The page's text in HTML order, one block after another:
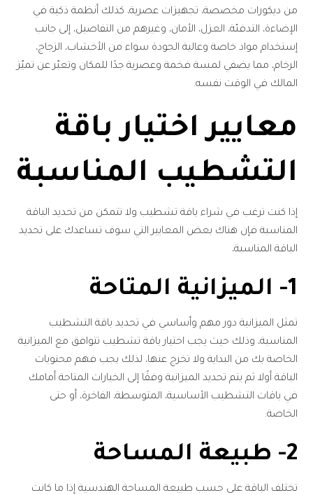
من ديكورات مخصصة، تجهيزات عصرية، كذلك أنظمة ذكية في
الإضاءة، التدفئة، العزل، الأمان، وغيرهم من التفاصيل، إلى جانب
إستخدام مواد خاصة وعالية الجودة سواء من الأخشاب، الزجاج،
الرخام، مما يضفي لمسة فخمة وعصرية جدًا للمكان وتعبّر عن تميّز
المالك في الوقت نفسه.
معايير اختيار باقة
التشطيب المناسبة
إذا كنت ترغب في شراء باقة تشطيب ولا تتمكن من تحديد الباقة
المناسبة فإن هناك بعض المعايير التي سوف تساعدك على تحديد
الباقة المناسبة،
1- الميزانية المتاحة
تمثل الميزانية دور مهم وأساسي في تحديد باقة التشطيب
المناسبة، وذلك حيث يجب اختيار باقة تشطيب تتوافق مع الميزانية
الخاصة بك من البداية ولا تخرج عنها، لذلك يجب فهم محتويات
الباقة أولا ثم يتم تحديد الميزانية وفقًا إلى الخيارات المتاحة أمامك
في باقات التشطيب الأساسية، المتوسطة، الفاخرة، أو حتى
الخاصة.
2- طبيعة المساحة
تختلف الباقة على حسب طبيعة المساحة الهندسية إذا ما كانت